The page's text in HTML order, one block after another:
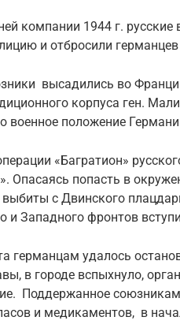
компании 1944 г. русские
и отбросили
высадились во
корпуса ген.
военное положение
«Багратион»
Опасаясь попасть в
с Двинского
и Западного фронтов
германцам удалось
в городе вспыхнуло,
Поддержанное
и медикаментов, в